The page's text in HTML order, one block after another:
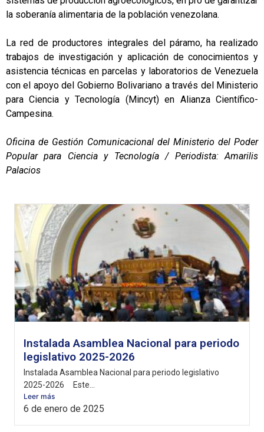
la soberanía alimentaria de la población venezolana.
La red de productores integrales del páramo, ha realizado
trabajos de investigación y aplicación de conocimientos y
asistencia técnicas en parcelas y laboratorios de Venezuela
con el apoyo del Gobierno Bolivariano a través del Ministerio
para Ciencia y Tecnología (Mincyt) en Alianza Científico-
Campesina.
Oficina de Gestión Comunicacional del Ministerio del Poder
Popular para Ciencia y Tecnología / Periodista: Amarilis
Palacios
Instalada Asamblea Nacional para periodo
legislativo 2025-2026
Instalada Asamblea Nacional para periodo legislativo
2025-2026 Este...
Leer más
6 de enero de 2025